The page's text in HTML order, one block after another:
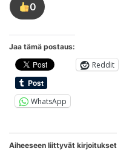
0
Tykkää
tästä
Jaa tämä postaus:
Reddit
WhatsApp
Aiheeseen liittyvät kirjoitukset